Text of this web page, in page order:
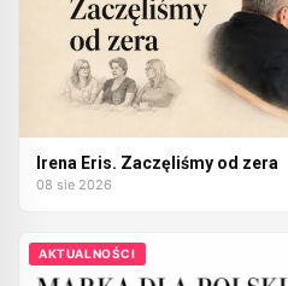
Irena Eris. Zaczęliśmy od zera
08 sie 2026
AKTUALNOŚCI